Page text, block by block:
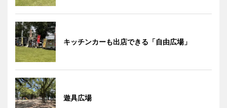
キッチンカーも出店できる「自由広場」
遊具広場